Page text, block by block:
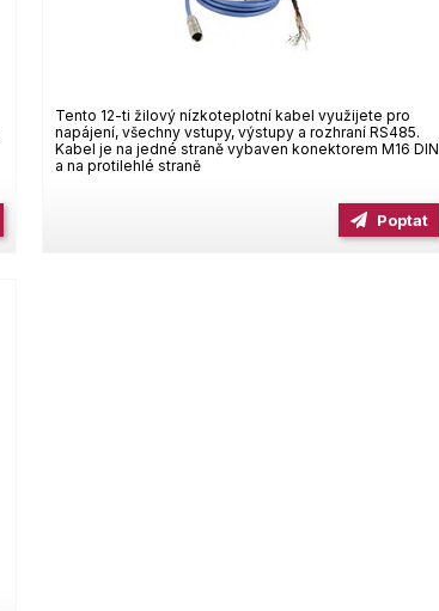
Tento 12-ti žilový nízkoteplotní kabel využijete pro
napájení, všechny vstupy, výstupy a rozhraní RS485.
Kabel je na jedné straně vybaven konektorem M16 DIN
a na protilehlé straně
Poptat